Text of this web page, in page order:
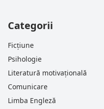
Categorii
Ficțiune
Psihologie
Literatură motivațională
Comunicare
Limba Engleză